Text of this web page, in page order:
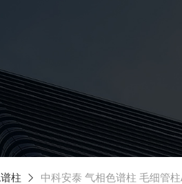
柱 中科安泰 气相色谱柱 毛细管